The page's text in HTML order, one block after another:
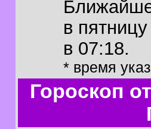
в
в 07:18.
* время
Гороскоп